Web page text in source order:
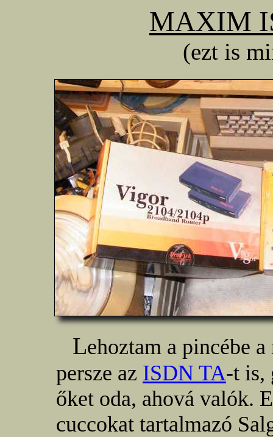
MAXIM
(ezt is
Lehoztam a pincébe
persze az ISDN TA-t is,
őket oda, ahová valók.
cuccokat tartalmazó